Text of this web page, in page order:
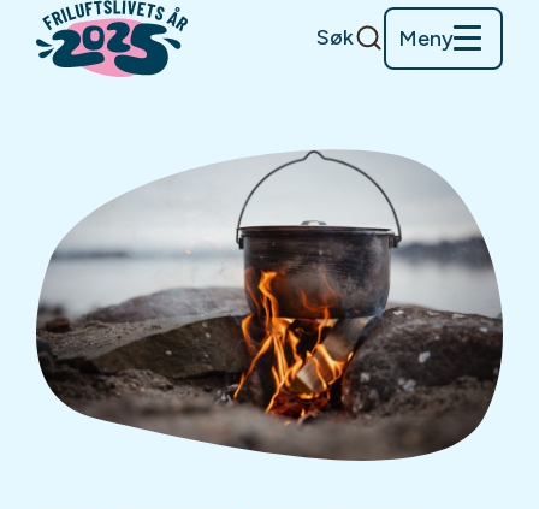
Søk Meny